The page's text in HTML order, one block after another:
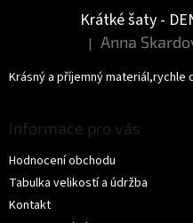
Krátké šaty -
Hodnocení produktu
| Anna
Krásný a příjemný materiál,rychle
Informace pro vás
Hodnocení obchodu
Tabulka velikostí a údržba
Kontakt